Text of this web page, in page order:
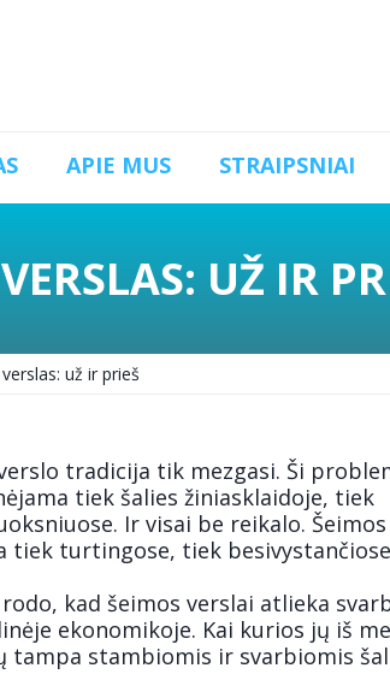
APIE MUS STRAIPSNIAI
UŽ IR
už ir prieš
tradicija tik mezgasi. Ši
tiek šalies žiniasklaidoje, tiek
Ir visai be reikalo.
tiek turtingose, tiek besivystančiose
kad šeimos verslai atlieka
ekonomikoje. Kai kurios jų iš
tampa stambiomis ir svarbiomis